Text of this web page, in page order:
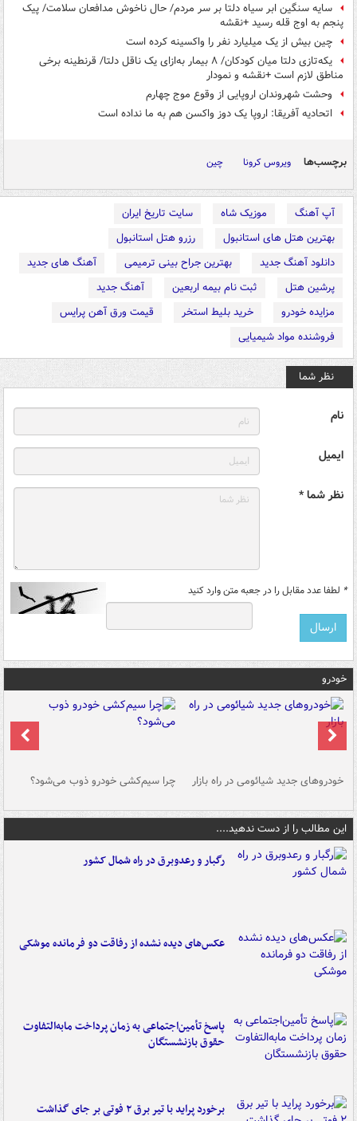
سایه سنگین ‌ابر سیاه دلتا بر سر مردم/ حال ناخوش مدافعان سلامت/ پیک
پنجم به اوج قله رسید +نقشه
چین بیش از یک میلیارد نفر را واکسینه کرده است
یکه‌تازی دلتا میان کودکان/ ۸ بیمار به‌ازای یک ناقل دلتا/ قرنطینه برخی
مناطق لازم است +نقشه و نمودار
وحشت شهروندان اروپایی از وقوع موج چهارم
اتحادیه آفریقا: اروپا یک دوز واکسن هم به ما نداده است
برچسب‌ها ویروس کرونا چین
آپ آهنگ موزیک شاه
سایت تاریخ ایران
بهترین هتل های استانبول
رزرو هتل استانبول
دانلود آهنگ جدید
بهترین جراح بینی ترمیمی
آهنگ های جدید
پرشین هتل
ثبت نام بیمه اربعین
آهنگ جدید
مزایده خودرو
خرید بلیط استخر
قیمت ورق آهن پرایس
فروشنده مواد شیمیایی
نظر شما
نام
ایمیل
نظر شما *
* لطفا عدد مقابل را در جعبه متن وارد کنید
خودرو
خودروهای جدید شیائومی در راه بازار چرا سیم‌کشی خودرو ذوب می‌شود؟
این مطالب را از دست ندهید....
رگبار و رعدوبرق در راه شمال کشور
عکس‌های دیده نشده از رفاقت دو فرمانده‌ موشکی
پاسخ تأمین‌اجتماعی به زمان پرداخت مابه‌التفاوت
حقوق بازنشستگان
برخورد پراید با تیر برق ۲ فوتی بر جای گذاشت